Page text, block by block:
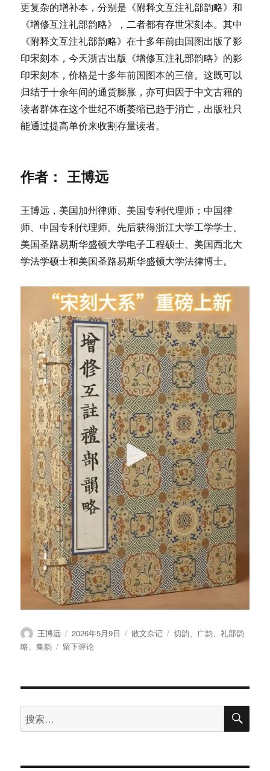
更复杂的增补本，分别是《附释文互注礼部韵略》和
《增修互注礼部韵略》，二者都有存世宋刻本。其中
《附释文互注礼部韵略》在十多年前由国图出版了影
印宋刻本，今天浙古出版《增修互注礼部韵略》的影
印宋刻本，价格是十多年前国图本的三倍。这既可以
归结于十余年间的通货膨胀，亦可归因于中文古籍的
读者群体在这个世纪不断萎缩已趋于消亡，出版社只
能通过提高单价来收割存量读者。
作者： 王博远
王博远，美国加州律师、美国专利代理师；中国律
师、中国专利代理师。先后获得浙江大学工学学士、
美国圣路易斯华盛顿大学电子工程硕士、美国西北大
学法学硕士和美国圣路易斯华盛顿大学法律博士。
作
者
王博远
发
布
2026年5月9日
分
散文杂记
标
切韵 广韵 、礼部韵
略 、集韵
于
部
略》
留下评论
搜
索：
搜